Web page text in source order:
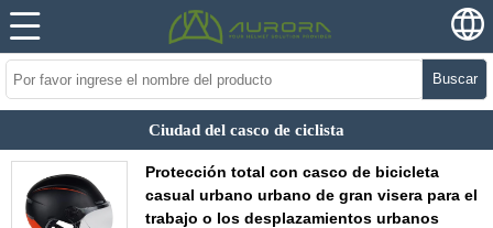
Buscar
Ciudad del casco de ciclista
Protección total con casco de bicicleta
casual urbano urbano de gran visera para el
trabajo o los desplazamientos urbanos